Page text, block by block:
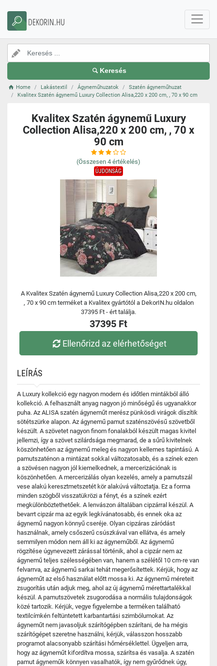
DEKORIN.HU
Keresés
Home Lakástextil Ágyneműhuzatok
Szatén ágyneműhuzat
Kvalitex Szatén ágynemű Luxury Collection Alisa,220 x 200 cm, , 70 x 90 cm
Kvalitex Szatén ágynemű Luxury
Collection Alisa,220 x 200 cm, , 70 x
90 cm
(Összesen 4 értékelés)
ÚJDONSÁG
A Kvalitex Szatén ágynemű Luxury Collection Alisa,220 x 200 cm,
, 70 x 90 cm terméket a Kvalitex gyártótól a DekorIN.hu oldalon
37395 Ft - ért találja.
37395 Ft
Ellenőrizd az elérhetőséget
LEÍRÁS
A Luxury kollekció egy nagyon modern és időtlen mintákból álló
kollekció. A felhasznált anyag nagyon jó minőségű és ugyanakkor
puha. Az ALISA szatén ágyneműt merész pünkösdi virágok díszítik
sötétszürke alapon. Az ágynemű pamut szaténszövésű szövetből
készült. A szövetet nagyon finom fonalakból készült magas kivitel
jellemzi, így a szövet szilárdsága megmarad, de a sűrű kivitelnek
köszönhetően az ágynemű meleg és nagyon kellemes tapintású. A
pamutszaténon a mintázat sokkal változatosabb, és a színek ezen
a szövésen nagyon jól kiemelkednek, a mercerizációnak is
köszönhetően. A mercerizálás olyan kezelés, amely a pamutszál
vese alakú keresztmetszetét kör alakúvá változtatja. Ez a forma
minden szögből visszatükrözi a fényt, és a színek ezért
megkülönböztethetőek. A lenvászon általában cipzárral készül. A
bevarrt cipzár ma az egyik legkívánatosabb, és ennek oka az
ágynemű nagyon könnyű cseréje. Olyan cipzáras záródást
használnak, amely csőszerű csúszkával van ellátva, és amely
semmilyen módon nem áll ki az ágyneműből. Az ágynemű
rögzítése úgynevezett zárással történik, ahol a cipzár nem az
ágynemű teljes szélességében van, hanem a szélétől 10 cm-re van
felvarrva, az ágynemű sarkai tehát megerősítettek. Kérjük, hogy az
ágyneműt az első használat előtt mossa ki. Az ágynemű méreteit
zsugorítás után adjuk meg, ahol az új ágynemű mérettartalékkal
készül. A pamutszövetek zsugorodása a normális tulajdonságok
közé tartozik. Kérjük, vegye figyelembe a terméken található
textilcímkén feltüntetett karbantartási szimbólumokat. Az
ágyneműt nem javasoljuk szárítógépben szárítani, de ha mégis
szárítógépet szeretne használni, kérjük, válasszon hosszabb
programot alacsonyabb szárítási hőmérséklettel. Ügyeljen arra,
hogy az ágyneműt kifordítva mossa, szárítsa és vasalja. A szatén
pamut ágyneműk könnyen vasalhatók, így nem gyűrődnek úgy,